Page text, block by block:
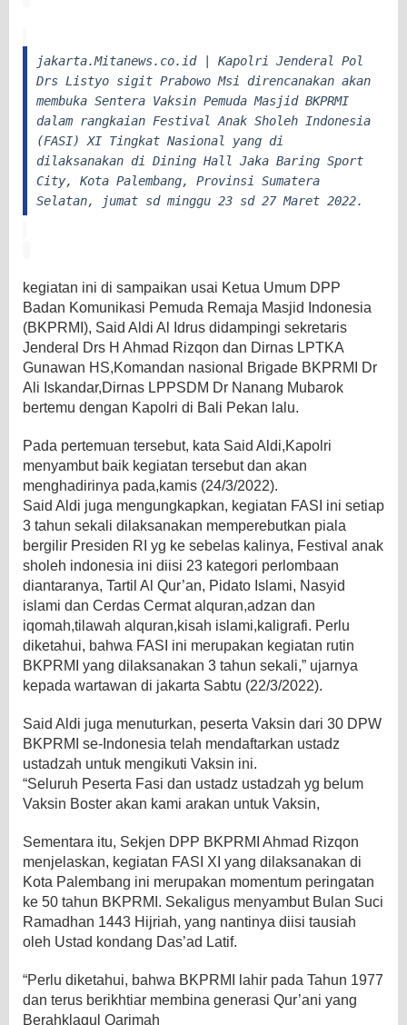
jakarta.Mitanews.co.id | Kapolri Jenderal Pol
Drs Listyo sigit Prabowo Msi direncanakan akan
membuka Sentera Vaksin Pemuda Masjid BKPRMI
dalam rangkaian Festival Anak Sholeh Indonesia
(FASI) XI Tingkat Nasional yang di
dilaksanakan di Dining Hall Jaka Baring Sport
City, Kota Palembang, Provinsi Sumatera
Selatan, jumat sd minggu 23 sd 27 Maret 2022.
kegiatan ini di sampaikan usai Ketua Umum DPP
Badan Komunikasi Pemuda Remaja Masjid Indonesia
(BKPRMI), Said Aldi Al Idrus didampingi sekretaris
Jenderal Drs H Ahmad Rizqon dan Dirnas LPTKA
Gunawan HS,Komandan nasional Brigade BKPRMI Dr
Ali Iskandar,Dirnas LPPSDM Dr Nanang Mubarok
bertemu dengan Kapolri di Bali Pekan lalu.
Pada pertemuan tersebut, kata Said Aldi,Kapolri
menyambut baik kegiatan tersebut dan akan
menghadirinya pada,kamis (24/3/2022).
Said Aldi juga mengungkapkan, kegiatan FASI ini setiap
3 tahun sekali dilaksanakan memperebutkan piala
bergilir Presiden RI yg ke sebelas kalinya, Festival anak
sholeh indonesia ini diisi 23 kategori perlombaan
diantaranya, Tartil Al Qur’an, Pidato Islami, Nasyid
islami dan Cerdas Cermat alquran,adzan dan
iqomah,tilawah alquran,kisah islami,kaligrafi. Perlu
diketahui, bahwa FASI ini merupakan kegiatan rutin
BKPRMI yang dilaksanakan 3 tahun sekali,” ujarnya
kepada wartawan di jakarta Sabtu (22/3/2022).
Said Aldi juga menuturkan, peserta Vaksin dari 30 DPW
BKPRMI se-Indonesia telah mendaftarkan ustadz
ustadzah untuk mengikuti Vaksin ini.
“Seluruh Peserta Fasi dan ustadz ustadzah yg belum
Vaksin Boster akan kami arakan untuk Vaksin,
Sementara itu, Sekjen DPP BKPRMI Ahmad Rizqon
menjelaskan, kegiatan FASI XI yang dilaksanakan di
Kota Palembang ini merupakan momentum peringatan
ke 50 tahun BKPRMI. Sekaligus menyambut Bulan Suci
Ramadhan 1443 Hijriah, yang nantinya diisi tausiah
oleh Ustad kondang Das’ad Latif.
“Perlu diketahui, bahwa BKPRMI lahir pada Tahun 1977
dan terus berikhtiar membina generasi Qur’ani yang
Berahklaqul Qarimah